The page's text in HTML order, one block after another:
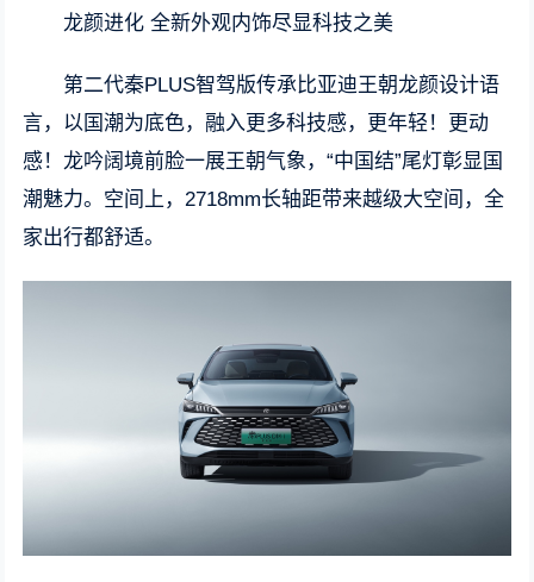
龙颜进化 全新外观内饰尽显科技之美
第二代秦PLUS智驾版传承比亚迪王朝龙颜设计语
言，以国潮为底色，融入更多科技感，更年轻！更动
感！龙吟阔境前脸一展王朝气象，“中国结”尾灯彰显国
潮魅力。空间上，2718mm长轴距带来越级大空间，全
家出行都舒适。